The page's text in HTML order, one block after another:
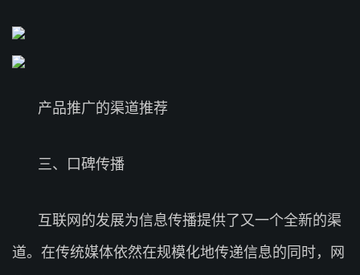
产品推广的渠道推荐
三、口碑传播
互联网的发展为信息传播提供了又一个全新的渠
道。在传统媒体依然在规模化地传递信息的同时，网